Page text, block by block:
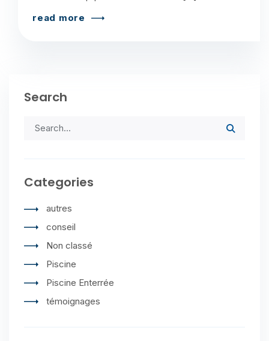
read more
Search
Categories
autres
conseil
Non classé
Piscine
Piscine Enterrée
témoignages